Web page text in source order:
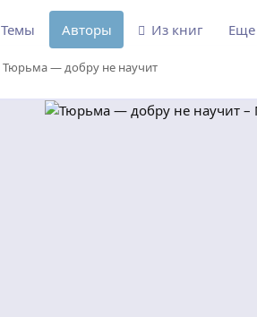
Тюрьма — добру не научит
Темы Авторы Из книг